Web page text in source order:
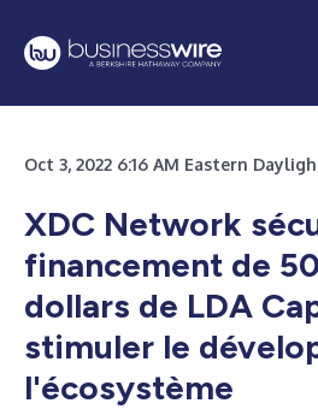
Oct 3, 2022 6:16 AM Eastern
XDC Network
financement de
dollars de LDA
stimuler le
l'écosystème